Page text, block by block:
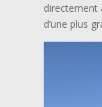
directement
d’une plus